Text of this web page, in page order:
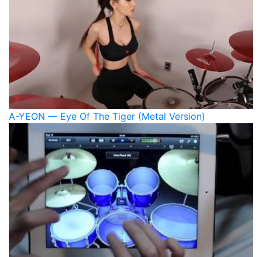
A-YEON — Eye Of The Tiger (Metal Version)